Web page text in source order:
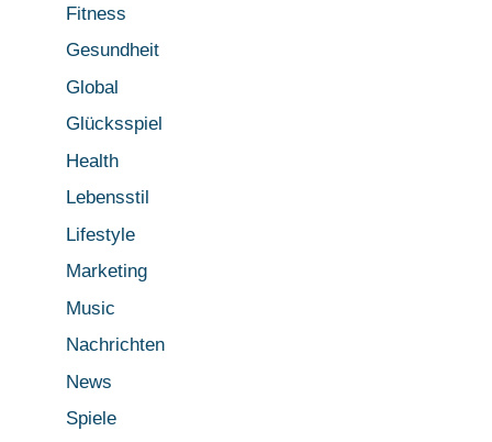
Fitness
Gesundheit
Global
Glücksspiel
Health
Lebensstil
Lifestyle
Marketing
Music
Nachrichten
News
Spiele